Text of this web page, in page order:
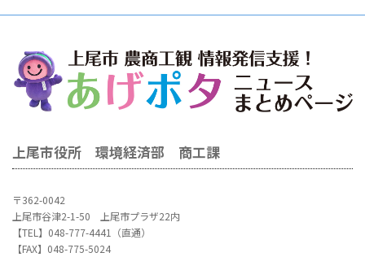
上尾市役所 環境経済部 商工課
〒362-0042
上尾市谷津2-1-50 上尾市プラザ22内
【TEL】048-777-4441（直通）
【FAX】048-775-5024